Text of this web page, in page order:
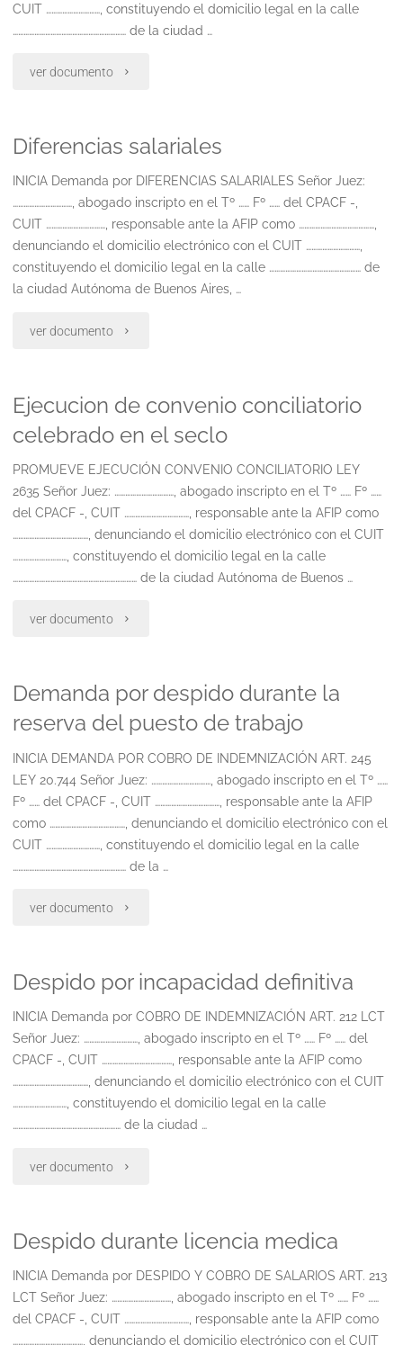
CUIT …………………………, constituyendo el domicilio legal en la calle
……………………………………………………… de la ciudad …
ver documento "Despido
Diferencias salariales
INICIA Demanda por DIFERENCIAS SALARIALES Señor Juez:
……………………………, abogado inscripto en el Tº …… Fº …… del CPACF -,
CUIT ……………………………, responsable ante la AFIP como ……………………………………,
denunciando el domicilio electrónico con el CUIT …………………………,
constituyendo el domicilio legal en la calle …………………………………………… de
la ciudad Autónoma de Buenos Aires, …
ver documento "Diferencias
Ejecucion de convenio conciliatorio
celebrado en el seclo
PROMUEVE EJECUCIÓN CONVENIO CONCILIATORIO LEY
2635 Señor Juez: ……………………………, abogado inscripto en el Tº …… Fº ……
del CPACF -, CUIT ………………………………, responsable ante la AFIP como
……………………………………, denunciando el domicilio electrónico con el CUIT
…………………………, constituyendo el domicilio legal en la calle
…………………………………………………………… de la ciudad Autónoma de Buenos …
ver documento "Ejecucion
convenio
conciliatorio
celebrado
en
seclo"
Demanda por despido durante la
reserva del puesto de trabajo
INICIA DEMANDA POR COBRO DE INDEMNIZACIÓN ART. 245
LEY 20.744 Señor Juez: ……………………………, abogado inscripto en el Tº ……
Fº …… del CPACF -, CUIT ………………………………, responsable ante la AFIP
como ……………………………………, denunciando el domicilio electrónico con el
CUIT …………………………, constituyendo el domicilio legal en la calle
……………………………………………………… de la …
ver documento "Demanda
despido
durante
reserva
del
Despido por incapacidad definitiva
INICIA Demanda por COBRO DE INDEMNIZACIÓN ART. 212 LCT
Señor Juez: …………………………, abogado inscripto en el Tº …… Fº …… del
CPACF -, CUIT …………………………………, responsable ante la AFIP como
……………………………………, denunciando el domicilio electrónico con el CUIT
…………………………, constituyendo el domicilio legal en la calle
…………………………………………………… de la ciudad …
ver documento "Despido
incapacidad
definitiva"
Despido durante licencia medica
INICIA Demanda por DESPIDO Y COBRO DE SALARIOS ART. 213
LCT Señor Juez: ……………………………, abogado inscripto en el Tº …… Fº ……
del CPACF -, CUIT ………………………………, responsable ante la AFIP como
…………………………………, denunciando el domicilio electrónico con el CUIT